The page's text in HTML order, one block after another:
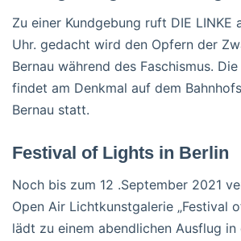
Zu einer Kundgebung ruft DIE LINKE
Uhr. gedacht wird den Opfern der
Bernau während des Faschismus.
findet am Denkmal auf dem
Bernau statt.
Festival of Lights in Berlin
Noch bis zum 12 .September 2021
Open Air Lichtkunstgalerie „Festival
lädt zu einem abendlichen Ausflug